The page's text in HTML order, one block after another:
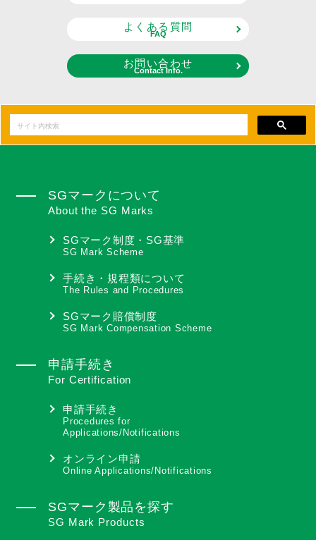
よくある質問
FAQ
お問い合わせ
Contact Info.
SGマークについて
About the SG Marks
SGマーク制度・SG基準
SG Mark Scheme
手続き・規程類について
The Rules and Procedures
SGマーク賠償制度
SG Mark Compensation Scheme
申請手続き
For Certification
申請手続き
Procedures for
Applications/Notifications
オンライン申請
Online Applications/Notifications
SGマーク製品を探す
SG Mark Products